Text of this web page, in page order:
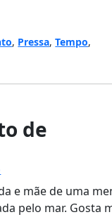
, Pressa,Tempo,
de
e mãe de uma
pelo mar. Gosta